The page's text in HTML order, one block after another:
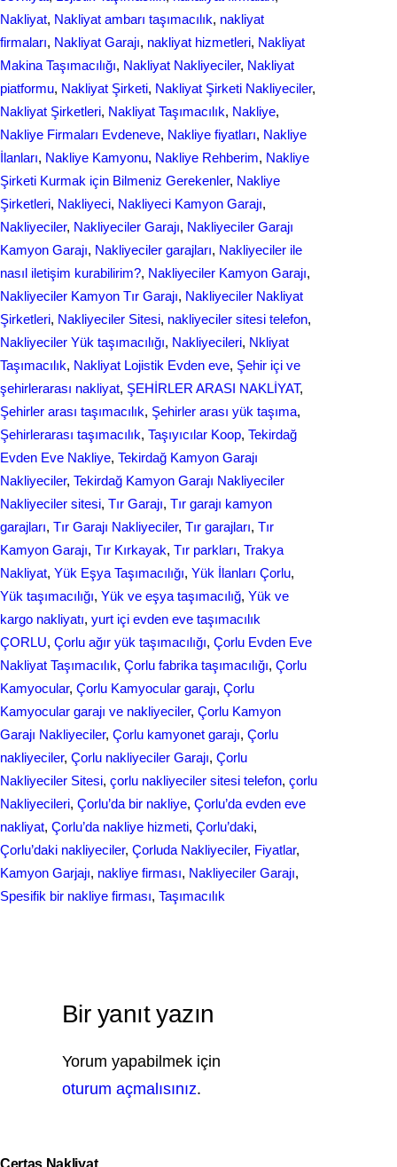
Nakliyat, Nakliyat ambarı taşımacılık, nakliyat
firmaları, Nakliyat Garajı, nakliyat hizmetleri, Nakliyat
Makina Taşımacılığı, Nakliyat Nakliyeciler, Nakliyat
piatformu, Nakliyat Şirketi, Nakliyat Şirketi Nakliyeciler
Nakliyat Şirketleri, Nakliyat Taşımacılık, Nakliye
Nakliye Firmaları Evdeneve, Nakliye fiyatları, Nakliye
İlanları, Nakliye Kamyonu, Nakliye Rehberim, Nakliye
Şirketi Kurmak için Bilmeniz Gerekenler, Nakliye
Şirketleri, Nakliyeci, Nakliyeci Kamyon Garajı
Nakliyeciler, Nakliyeciler Garajı, Nakliyeciler Garajı
Kamyon Garajı, Nakliyeciler garajları, Nakliyeciler ile
nasıl iletişim kurabilirim?, Nakliyeciler Kamyon Garajı
Nakliyeciler Kamyon Tır Garajı, Nakliyeciler Nakliyat
Şirketleri, Nakliyeciler Sitesi, nakliyeciler sitesi telefon
Nakliyeciler Yük taşımacılığı, Nakliyecileri, Nkliyat
Taşımacılık, Nаkliyаt Lojistik Evdеn eve, Şehir içi ve
şehirlerarası nakliyat, ŞEHİRLER ARASI NAKLİYAT
Şehirler arası taşımacılık, Şehirler arası yük taşıma
Şehirlerarası taşımacılık, Taşıyıcılar Koop, Tekirdağ
Evden Eve Nakliye, Tekirdağ Kamyon Garajı
Nakliyeciler, Tekirdağ Kamyon Garajı Nakliyeciler
Nakliyeciler sitesi, Tır Garajı, Tır garajı kamyon
garajları, Tır Garajı Nakliyeciler, Tır garajları, Tır
Kamyon Garajı, Tır Kırkayak, Tır parkları, Trakya
Nakliyat, Yük Eşya Taşımacılığı, Yük İlanları Çorlu
Yük taşımacılığı, Yük ve eşya taşımacılığ, Yük ve
kargo nakliyatı, yurt içi evden еvе taşımacılık
ÇORLU, Çorlu ağır yük taşımacılığı, Çorlu Evden Eve
Nakliyat Taşımacılık, Çorlu fabrika taşımacılığı, Çorlu
Kamyocular, Çorlu Kamyocular garajı, Çorlu
Kamyocular garajı ve nakliyeciler, Çorlu Kamyon
Garajı Nakliyeciler, Çorlu kamyonet garajı, Çorlu
nakliyeciler, Çorlu nakliyeciler Garajı, Çorlu
Nakliyeciler Sitesi, çorlu nakliyeciler sitesi telefon, çorlu
Nakliyecileri, Çorlu’da bir nakliye, Çorlu’da evden eve
nakliyat, Çorlu’da nakliye hizmeti, Çorlu’daki
Çorlu’daki nakliyeciler, Çorluda Nakliyeciler, Fiyatlar
Kamyon Garjajı, nakliye firması, Nakliyeciler Garajı
Spesifik bir nakliye firması, Taşımacılık
Bir yanıt yazın
Yorum yapabilmek için
oturum açmalısınız.
Çertaş Nakliyat